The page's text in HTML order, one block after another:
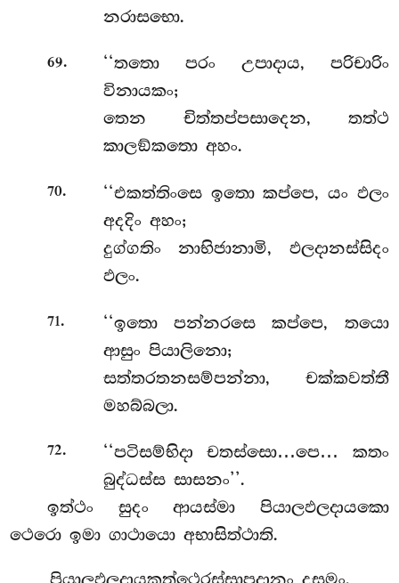
නරාසභො.
69.
‘‘තතො පරං උපාදාය, පරිචාරිං
විනායකං;
තෙන චිත්තප්පසාදෙන, තත්ථ
කාලඞ්කතො අහං.
70.
‘‘එකත්තිංසෙ ඉතො කප්පෙ, යං ඵලං
අදදිං අහං;
දුග්ගතිං නාභිජානාමි, ඵලදානස්සිදං
ඵලං.
71. ‘‘ඉතොපන්නරසෙ කප්පෙ, තයො
ආසුං පියාලිනො;
සත්තරතනසම්පන්නා, චක්කවත්තී
මහබ්බලා.
72.
‘‘පටිසම්භිදා චතස්සො…පෙ… කතං
බුද්ධස්ස සාසනං’’.
ඉත්ථං සුදං ආයස්මා පියාලඵලදායකො
ථෙරො ඉමා ගාථායො අභාසිත්ථාති.